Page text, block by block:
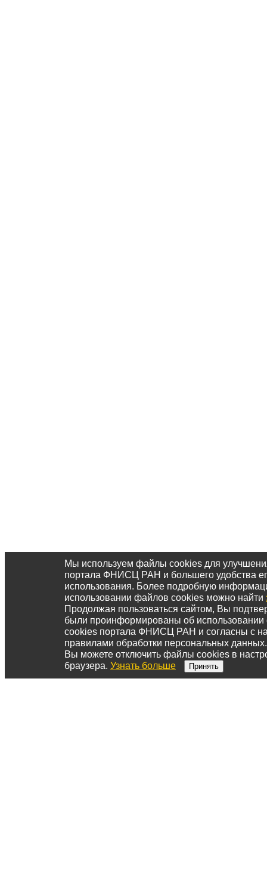
Мы используем файлы cookies для
портала ФНИСЦ РАН и большего удобства
использования. Более подробную
использовании файлов cookies можно найти
Продолжая пользоваться сайтом, Вы
были проинформированы об
cookies портала ФНИСЦ РАН и согласны с
правилами обработки персональных данных.
Вы можете отключить файлы cookies в
браузера. Узнать больше Принять